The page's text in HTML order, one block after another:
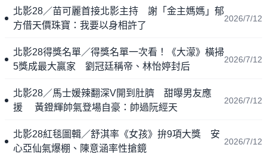
北影28／苗可麗首接北影主持 謝「金主媽媽」郁
方借天價珠寶：我要以身相許了
2026/7/12
北影28得獎名單／得獎名單一次看！《大濛》橫掃
5獎成最大贏家 劉冠廷稱帝、林怡婷封后
2026/7/12
北影28／馬士媛辣翻深V開到肚臍 甜曝男友應
援 黃鐙輝帥氣登場自豪：帥過阮經天
2026/7/12
北影28紅毯圖輯／舒淇率《女孩》拚9項大獎 安
心亞仙氣爆棚、陳意涵率性搶鏡
2026/7/12